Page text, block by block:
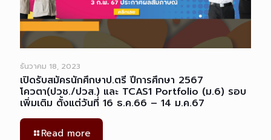
ธันวาคม 18, 2023
เปิดรับสมัครนักศึกษาป.ตรี ปีการศึกษา 2567
โควตา(ปวช./ปวส.) และ TCAS1 Portfolio (ม.6) รอบ
เพิ่มเติม ตั้งแต่วันที่ 16 ธ.ค.66 – 14 ม.ค.67
Read more